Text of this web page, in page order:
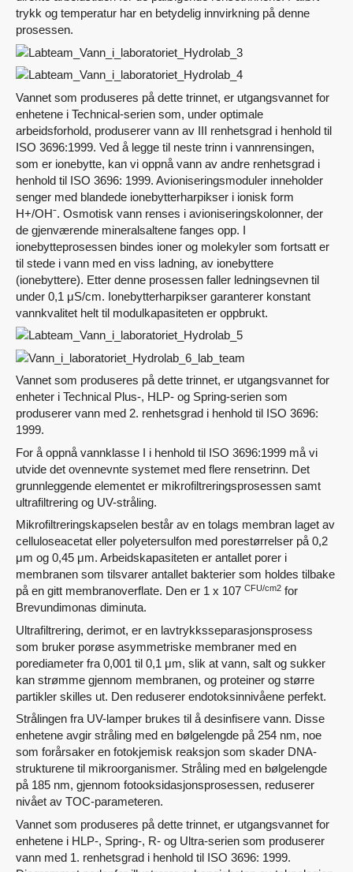
trykk og temperatur har en betydelig innvirkning på denne
prosessen.
Vannet som produseres på dette trinnet, er utgangsvannet for
enhetene i Technical-serien som, under optimale
arbeidsforhold, produserer vann av III renhetsgrad i henhold til
ISO 3696:1999. Ved å legge til neste trinn i vannrensingen,
som er ionebytte, kan vi oppnå vann av andre renhetsgrad i
henhold til ISO 3696: 1999. Avioniseringsmoduler inneholder
senger med blandede ionebytterharpikser i ionisk form
H+/OHˉ. Osmotisk vann renses i avioniseringskolonner, der
de gjenværende mineralsaltene fanges opp. I
ionebytteprosessen bindes ioner og molekyler som fortsatt er
til stede i vann med en viss ladning, av ionebyttere
(ionebyttere). Etter denne prosessen faller ledningsevnen til
under 0,1 μS/cm. Ionebytterharpikser garanterer konstant
vannkvalitet helt til modulkapasiteten er oppbrukt.
Vannet som produseres på dette trinnet, er utgangsvannet for
enheter i Technical Plus-, HLP- og Spring-serien som
produserer vann med 2. renhetsgrad i henhold til ISO 3696:
1999.
For å oppnå vannklasse I i henhold til ISO 3696:1999 må vi
utvide det ovennevnte systemet med flere rensetrinn. Det
grunnleggende elementet er mikrofiltreringsprosessen samt
ultrafiltrering og UV-stråling.
Mikrofiltreringskapselen består av en tolags membran laget av
celluloseacetat eller polyetersulfon med porestørrelser på 0,2
μm og 0,45 μm. Arbeidskapasiteten er antallet porer i
membranen som tilsvarer antallet bakterier som holdes tilbake
på en gitt membranoverflate. Den er 1 x 107 CFU/cm2 for
Brevundimonas diminuta.
Ultrafiltrering, derimot, er en lavtrykksseparasjonsprosess
som bruker porøse asymmetriske membraner med en
porediameter fra 0,001 til 0,1 μm, slik at vann, salt og sukker
kan strømme gjennom membranen, og proteiner og større
partikler skilles ut. Den reduserer endotoksinnivåene perfekt.
Strålingen fra UV-lamper brukes til å desinfisere vann. Disse
enhetene avgir stråling med en bølgelengde på 254 nm, noe
som forårsaker en fotokjemisk reaksjon som skader DNA-
strukturene til mikroorganismer. Stråling med en bølgelengde
på 185 nm, gjennom fotooksidasjonsprosessen, reduserer
nivået av TOC-parameteren.
Vannet som produseres på dette trinnet, er utgangsvannet for
enhetene i HLP-, Spring-, R- og Ultra-serien som produserer
vann med 1. renhetsgrad i henhold til ISO 3696: 1999.